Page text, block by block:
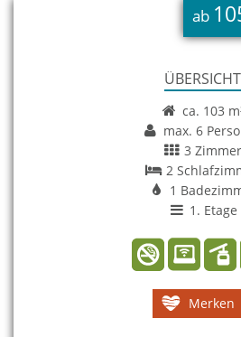
ab
ÜBERSICHT
ca. 103
max. 6
3 Zimmer
2
1
1. Etage
Merken